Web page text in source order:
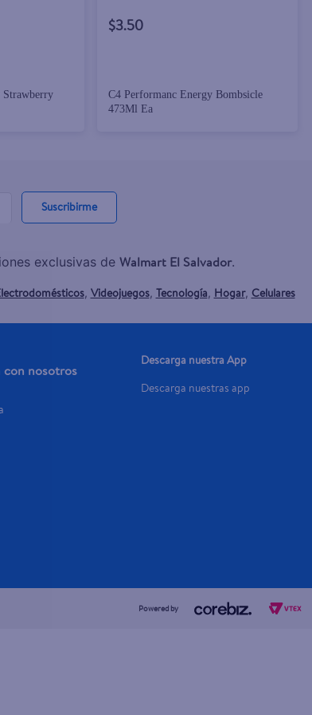
Strawberry
$3.50
C4 Performanc Energy Bombsicle
473Ml Ea
Suscribirme
exclusivas de Walmart El Salvador.
, Videojuegos, Tecnología, Hogar, Celulares
con nosotros
Descarga nuestra App
Descarga nuestras app
Powered by